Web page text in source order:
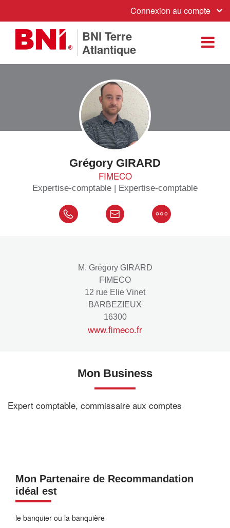
Connexion au compte
BNI Terre
Atlantique
Grégory GIRARD
FIMECO
Expertise-comptable | Expertise-comptable
M. Grégory GIRARD
FIMECO
12 rue Elie Vinet
BARBEZIEUX
16300
www.fimeco.fr
Mon Business
Expert comptable, commissaire aux comptes
Mon Partenaire de Recommandation
idéal est
le banquier ou la banquière